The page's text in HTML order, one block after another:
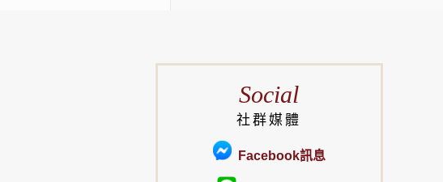
Social
社群媒體
Facebook訊息